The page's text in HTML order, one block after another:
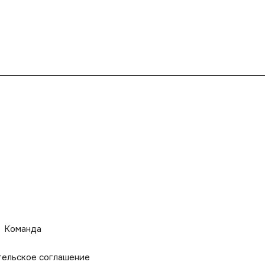
Команда
соглашение